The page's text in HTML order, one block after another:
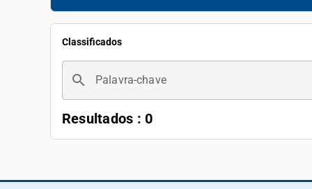
Classificados
search Palavra-chave
Resultados : 0